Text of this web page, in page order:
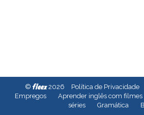
© fleex2026 Política de Privacidade
Empregos
Aprender inglês com filmes
séries
Gramática